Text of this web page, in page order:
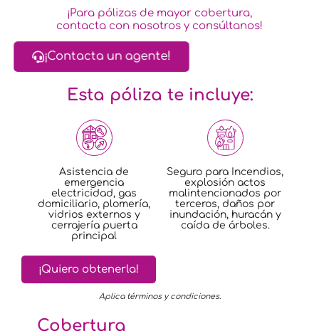
¡Para pólizas de mayor cobertura,
contacta con nosotros y consúltanos!
¡Contacta un agente!
Esta póliza te incluye:
Asistencia de
emergencia
electricidad, gas
domiciliario, plomería,
vidrios externos y
cerrajería puerta
principal
Seguro para Incendios,
explosión actos
malintencionados por
terceros, daños por
inundación, huracán y
caída de árboles.
¡Quiero obtenerla!
Aplica términos y condiciones.
Cobertura